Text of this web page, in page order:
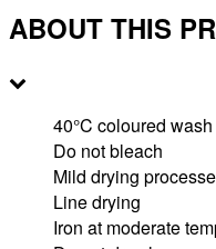
ABOUT THIS
40°C coloured wash
Do not bleach
Mild drying
Line drying
Iron at moderate